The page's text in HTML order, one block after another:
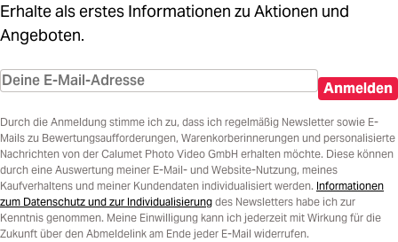
Erhalte als erstes Informationen zu Aktionen und
Angeboten.
Anmelden
Durch die Anmeldung stimme ich zu, dass ich regelmäßig Newsletter sowie E-
Mails zu Bewertungsaufforderungen, Warenkorberinnerungen und personalisierte
Nachrichten von der Calumet Photo Video GmbH erhalten möchte. Diese können
durch eine Auswertung meiner E-Mail- und Website-Nutzung, meines
Kaufverhaltens und meiner Kundendaten individualisiert werden. Informationen
zum Datenschutz und zur Individualisierung des Newsletters habe ich zur
Kenntnis genommen. Meine Einwilligung kann ich jederzeit mit Wirkung für die
Zukunft über den Abmeldelink am Ende jeder E-Mail widerrufen.